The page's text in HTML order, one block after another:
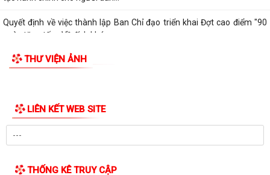
Quyết định về việc thành lập Ban Chỉ đạo triển khai Đợt cao điểm "90
ngày tăng tốc - Về đích khám...
THƯ VIỆN ẢNH